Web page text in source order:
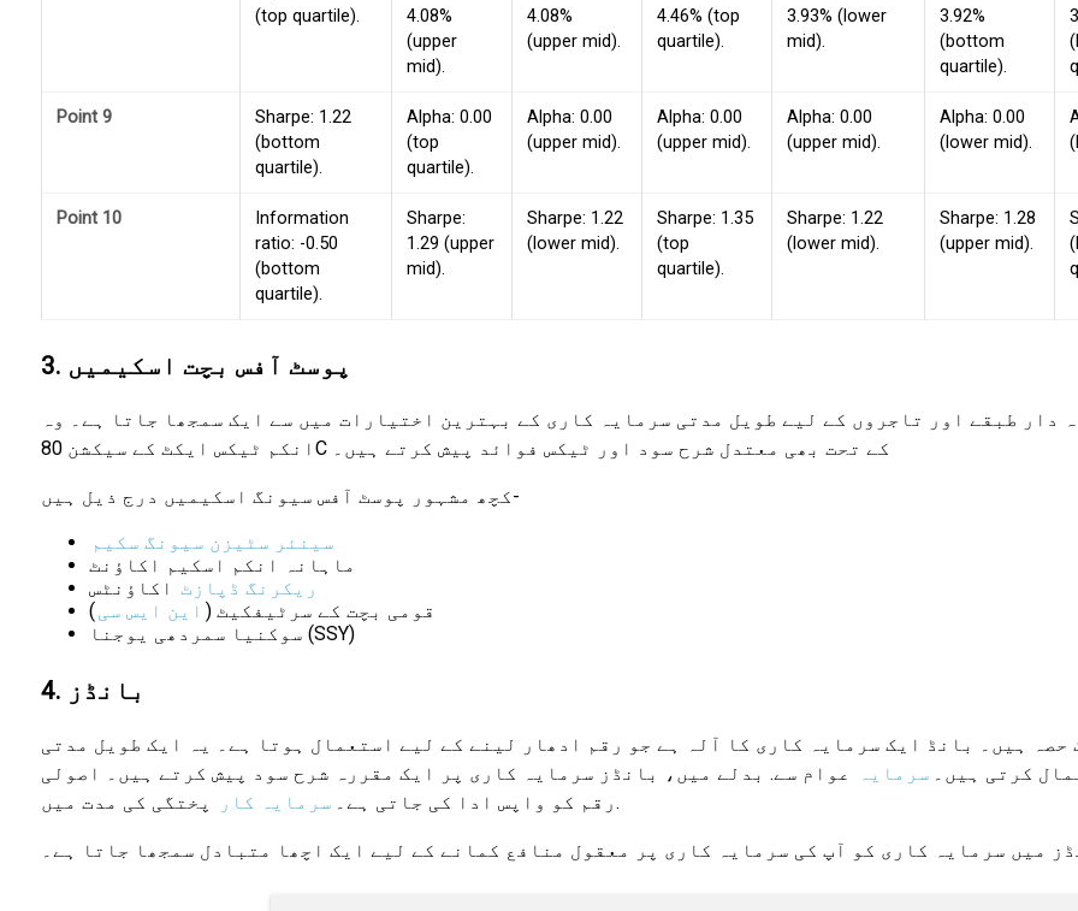
(top quartile).
4.08%
(upper
mid).
4.08%
(upper mid).
4.46% (top
quartile).
3.93% (lower
mid).
3.92%
(bottom
quartile).
Point 9
Sharpe: 1.22
(bottom
quartile).
Alpha: 0.00
(top
quartile).
Alpha: 0.00
(upper mid).
Alpha: 0.00
(upper mid).
Alpha: 0.00
(upper mid).
Alpha: 0.00
(lower mid).
Point 10
Information
ratio: -0.50
(bottom
quartile).
Sharpe:
1.29 (upper
mid).
Sharpe: 1.22
(lower mid).
Sharpe: 1.35
(top
quartile).
Sharpe: 1.22
(lower mid).
Sharpe: 1.28
(upper mid).
3. پوسٹ آفس بچت اسکیمیں
دار طبقے اور تاجروں کے لیے طویل مدتی سرمایہ کاری کے بہترین اختیارات میں سے ایک سمجھا جاتا ہے۔ وہ
انکم ٹیکس ایکٹ کے سیکشن 80C کے تحت بھی معتدل شرح سود اور ٹیکس فوائد پیش کرتے ہیں۔
کچھ مشہور پوسٹ آفس سیونگ اسکیمیں درج ذیل ہیں-
سینئر سٹیزن سیونگ سکیم
ماہانہ انکم اسکیم اکاؤنٹ
ریکرنگ ڈپازٹ اکاؤنٹس
قومی بچت کے سرٹیفکیٹ ( این ایس سی)
سوکنیا سمردھی یوجنا (SSY)
4. بانڈز
ہیں۔ بانڈ ایک سرمایہ کاری کا آلہ ہے جو رقم ادھار لینے کے لیے استعمال ہوتا ہے۔ یہ ایک طویل مدتی
کرتی ہیں۔
سرمایہ
عوام سے. بدلے میں، بانڈز سرمایہ کاری پر ایک مقررہ شرح سود پیش کرتے ہیں۔ اصولی
رقم کو واپس ادا کی جاتی ہے۔
سرمایہ کار پختگی کی مدت میں.
میں سرمایہ کاری کو آپ کی سرمایہ کاری پر معقول منافع کمانے کے لیے ایک اچھا متبادل سمجھا جاتا ہے۔